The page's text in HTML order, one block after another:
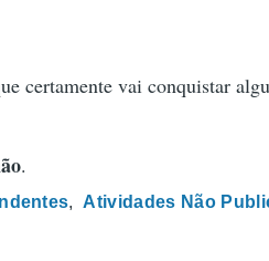
certamente vai conquistar
.
Atividades Não